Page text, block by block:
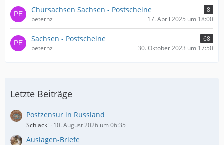
Chursachsen Sachsen - Postscheine
8
peterhz
17. April 2025 um 18:00
Sachsen - Postscheine
68
peterhz
30. Oktober 2023 um 17:50
Letzte Beiträge
Postzensur in Russland
Schlacki 10. August 2026 um 06:35
Auslagen-Briefe